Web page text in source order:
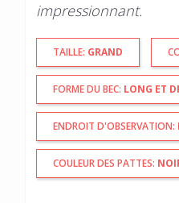
impressionnant.
TAILLE: GRAND
FORME DU BEC: LONG ET
ENDROIT D'OBSERVATION:
COULEUR DES PATTES: